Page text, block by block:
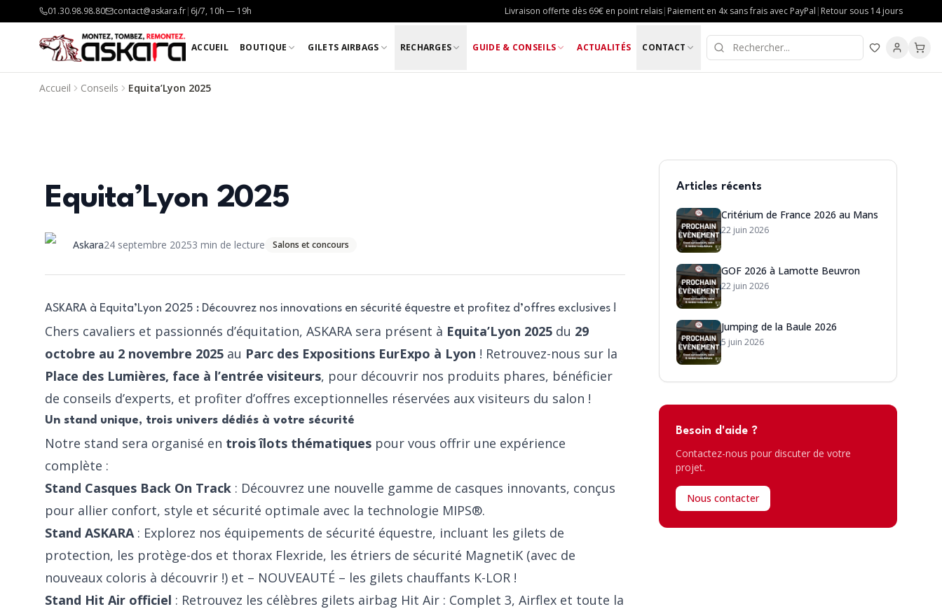
01.30.98.98.80 contact@askara.fr| 6j/7, 10h — 19h Livraison offerte dès 69€ en point relais| Paiement en 4x sans frais avec PayPal | Retour sous 14 jours
ACCUEIL BOUTIQUE GILETS AIRBAGS RECHARGES GUIDE & CONSEILS ACTUALITÉS CONTACT
Accueil Conseils Equita’Lyon 2025
Equita’Lyon 2025
Askara24 septembre 20253 min de lecture Salons et concours
ASKARA à Equita’Lyon 2025 : Découvrez nos innovations en sécurité équestre et profitez d’offres exclusives !
Chers cavaliers et passionnés d’équitation, ASKARA sera présent à Equita’Lyon 2025 du 29
octobre au 2 novembre 2025 au Parc des Expositions EurExpo à Lyon ! Retrouvez-nous sur la
Place des Lumières, face à l’entrée visiteurs, pour découvrir nos produits phares, bénéficier
de conseils d’experts, et profiter d’offres exceptionnelles réservées aux visiteurs du salon !
Un stand unique, trois univers dédiés à votre sécurité
Notre stand sera organisé en trois îlots thématiques pour vous offrir une expérience
complète :
Stand Casques Back On Track : Découvrez une nouvelle gamme de casques innovants, conçus
pour allier confort, style et sécurité optimale avec la technologie MIPS®.
Stand ASKARA: Explorez nos équipements de sécurité équestre, incluant les gilets de
protection, les protège-dos et thorax Flexride, les étriers de sécurité MagnetiK (avec de
nouveaux coloris à découvrir !) et – NOUVEAUTÉ – les gilets chauffants K-LOR !
Stand Hit Air officiel : Retrouvez les célèbres gilets airbag Hit Air : Complet 3, Airflex et toute la
Articles récents
Critérium de France 2026 au Mans
22 juin 2026
GOF 2026 à Lamotte Beuvron
22 juin 2026
Jumping de la Baule 2026
5 juin 2026
Besoin d'aide ?
Contactez-nous pour discuter de votre
projet.
Nous contacter